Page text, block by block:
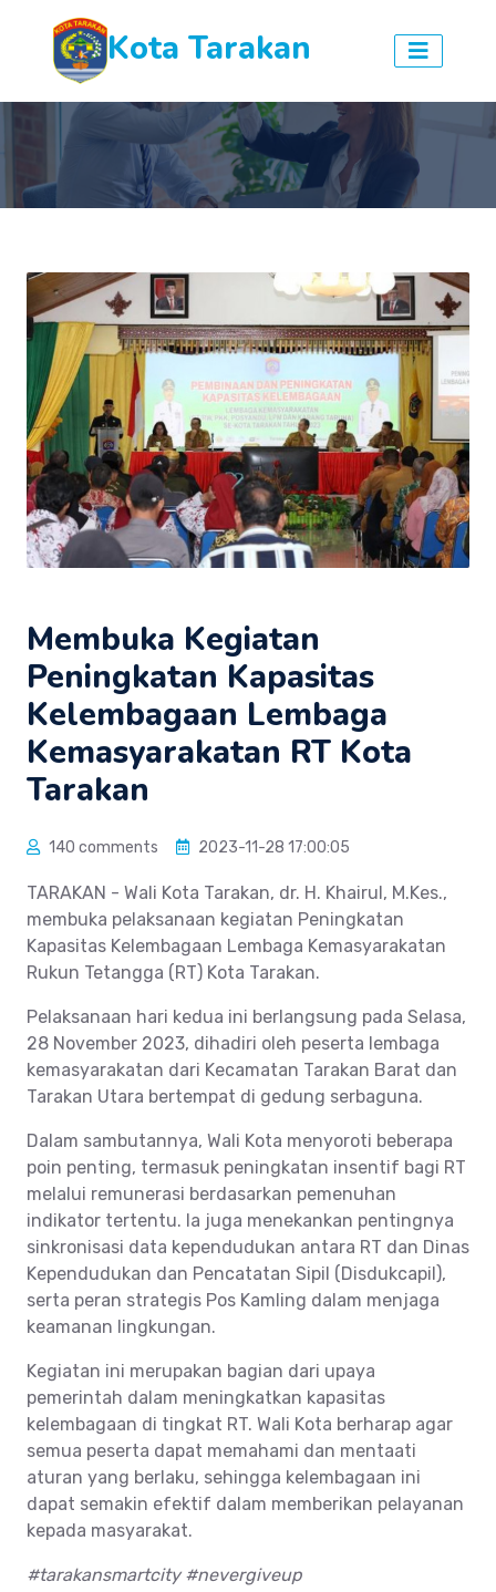
Kota Tarakan
Membuka Kegiatan
Peningkatan Kapasitas
Kelembagaan Lembaga
Kemasyarakatan RT Kota
Tarakan
140 comments 2023-11-28 17:00:05
TARAKAN - Wali Kota Tarakan, dr. H. Khairul, M.Kes.,
membuka pelaksanaan kegiatan Peningkatan
Kapasitas Kelembagaan Lembaga Kemasyarakatan
Rukun Tetangga (RT) Kota Tarakan.
Pelaksanaan hari kedua ini berlangsung pada Selasa,
28 November 2023, dihadiri oleh peserta lembaga
kemasyarakatan dari Kecamatan Tarakan Barat dan
Tarakan Utara bertempat di gedung serbaguna.
Dalam sambutannya, Wali Kota menyoroti beberapa
poin penting, termasuk peningkatan insentif bagi RT
melalui remunerasi berdasarkan pemenuhan
indikator tertentu. Ia juga menekankan pentingnya
sinkronisasi data kependudukan antara RT dan Dinas
Kependudukan dan Pencatatan Sipil (Disdukcapil),
serta peran strategis Pos Kamling dalam menjaga
keamanan lingkungan.
Kegiatan ini merupakan bagian dari upaya
pemerintah dalam meningkatkan kapasitas
kelembagaan di tingkat RT. Wali Kota berharap agar
semua peserta dapat memahami dan mentaati
aturan yang berlaku, sehingga kelembagaan ini
dapat semakin efektif dalam memberikan pelayanan
kepada masyarakat.
#tarakansmartcity #nevergiveup